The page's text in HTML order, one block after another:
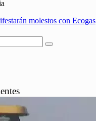
molestos con Ecogas